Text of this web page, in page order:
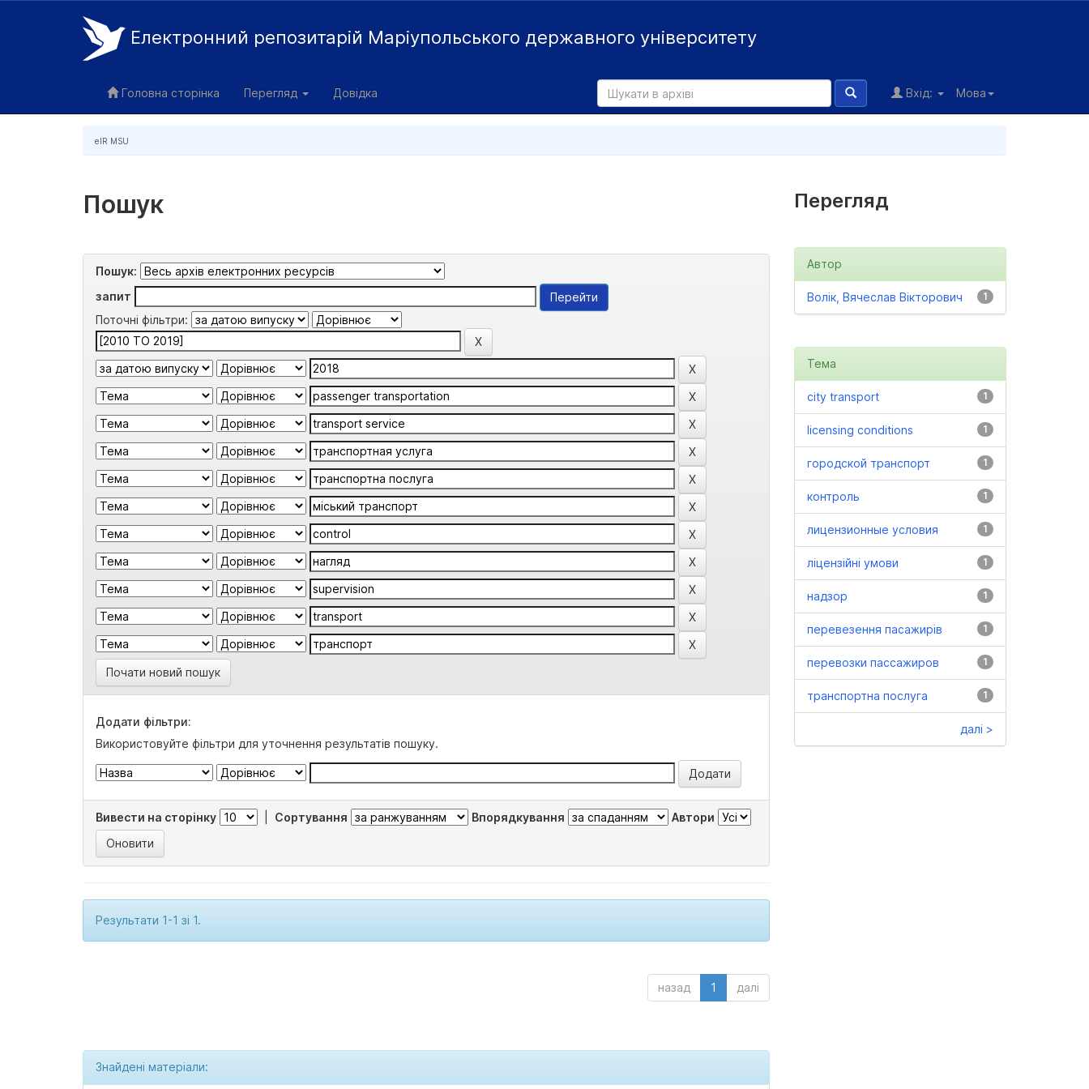
Електронний репозитарій Маріупольського державного університету
Головна сторінка Перегляд Довідка Мова
Вхід:
eIR MSU
Пошук
Пошук:
запит
Поточні фільтри:
Почати новий пошук
Додати фільтри:
Використовуйте фільтри для уточнення результатів пошуку.
Вивести на сторінку Сортування Впорядкування Автори
Результати 1-1 зі 1.
назад 1 далі
Знайдені матеріали:
Перегляд
Автор
1
Волік, Вячеслав Вікторович
Тема
1
city transport
1
licensing conditions
1
городской транспорт
1
контроль
1
лицензионные условия
1
ліцензійні умови
1
надзор
1
перевезення пасажирів
1
перевозки пассажиров
1
транспортна послуга
далі >